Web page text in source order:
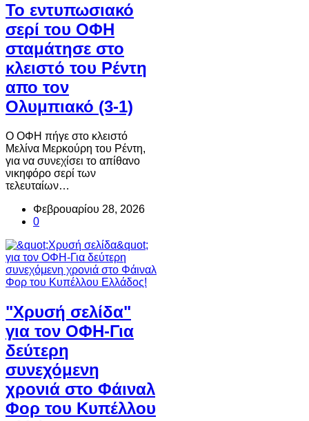
Το εντυπωσιακό
σερί του ΟΦΗ
σταμάτησε στο
κλειστό του Ρέντη
απο τον
Ολυμπιακό (3-1)
O ΟΦΗ πήγε στο κλειστό
Μελίνα Μερκούρη του Ρέντη,
για να συνεχίσει το απίθανο
νικηφόρο σερί των
τελευταίων…
Φεβρουαρίου 28, 2026
0
"Χρυσή σελίδα"
για τον ΟΦΗ-Για
δεύτερη
συνεχόμενη
χρονιά στο Φάιναλ
Φορ του Κυπέλλου